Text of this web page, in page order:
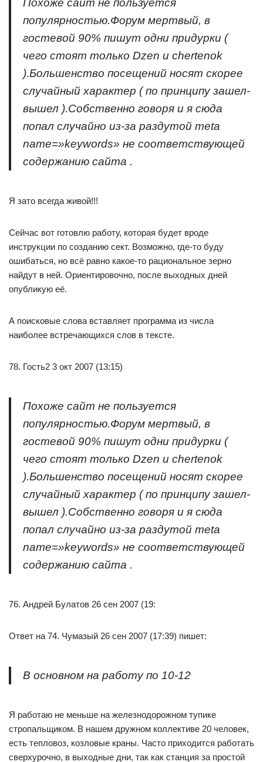
Похоже сайт не пользуется
популярностью.Форум мертвый, в
гостевой 90% пишут одни придурки (
чего стоят только Dzen и chertenok
).Большенство посещений носят скорее
случайный характер ( по принципу зашел-
вышел ).Собственно говоря и я сюда
попал случайно из-за раздутой meta
name=»keywords» не соответствующей
содержанию сайта .
Я зато всегда живой!!!
Сейчас вот готовлю работу, которая будет вроде
инструкции по созданию сект. Возможно, где-то буду
ошибаться, но всё равно какое-то рациональное зерно
найдут в ней. Ориентировочно, после выходных дней
опубликую её.
А поисковые слова вставляет программа из числа
наиболее встречающихся слов в тексте.
78. Гость2 3 окт 2007 (13:15)
Похоже сайт не пользуется
популярностью.Форум мертвый, в
гостевой 90% пишут одни придурки (
чего стоят только Dzen и chertenok
).Большенство посещений носят скорее
случайный характер ( по принципу зашел-
вышел ).Собственно говоря и я сюда
попал случайно из-за раздутой meta
name=»keywords» не соответствующей
содержанию сайта .
76. Андрей Булатов 26 сен 2007 (19:
Ответ на 74. Чумазый 26 сен 2007 (17:39) пишет:
В основном на работу по 10-12
Я работаю не меньше на железнодорожном тупике
стропальщиком. В нашем дружном коллективе 20 человек,
есть тепловоз, козловые краны. Часто приходится работать
сверхурочно, в выходные дни, так как станция за простой